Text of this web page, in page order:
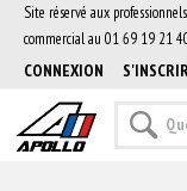
Site réservé aux
commercial au 01 69 19 21
CONNEXION